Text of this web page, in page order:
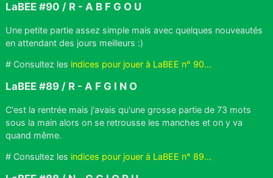
LaBEE #90 / R - A B F G O U
Une petite partie assez simple mais avec quelques nouveautés
en attendant des jours meilleurs :)
# Consultez les indices pour jouer à LaBEE n° 90...
LaBEE #89 / R - A F G I N O
C'est la rentrée mais j'avais qu'une grosse partie de 73 mots
sous la main alors on se retrousse les manches et on y va
quand même.
# Consultez les indices pour jouer à LaBEE n° 89...